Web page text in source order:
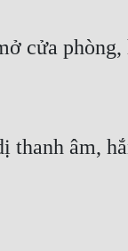
cửa phòng,
thanh âm,